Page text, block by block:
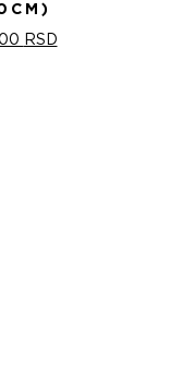
RSDТРЕНУТНА